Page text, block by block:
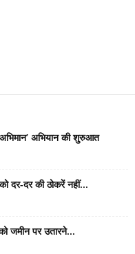
अभिमान’ अभियान की शुरुआत
दर-दर की ठोकरें नहीं...
जमीन पर उतारने...